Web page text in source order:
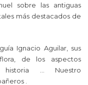
sobre las antiguas
más destacados de
Ignacio Aguilar, sus
de los aspectos
historia … Nuestro
.